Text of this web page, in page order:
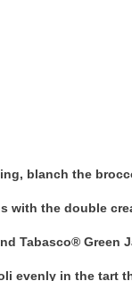
blanch the
with the double
Tabasco® Green
evenly in the tart